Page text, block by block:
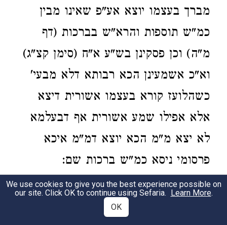
מברך בעצמו יוצא אע"פ שאינו מבין
כמ"ש תוספות והרא"ש בברכות (דף
מ"ה) וכן פסקינן בש"ע א"ח (סימן קצ"ג)
וא"כ אשמעינן הכא רבותא דלא מבעי'
כשהלועז קורא בעצמו אשורית דיצא
אלא אפילו שמע אשורית אף דבעלמא
לא יצא מ"מ הכא יוצא דמ"מ איכא
פרסומי ניסא כמ"ש ברכות שם:
2:2
We use cookies to give you the best experience possible on
our site. Click OK to continue using Sefaria. Learn More.
OK